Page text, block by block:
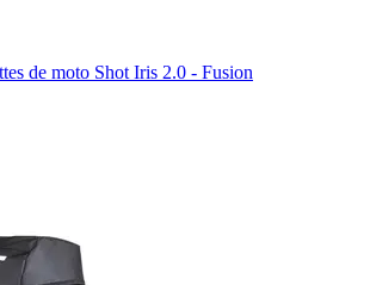
de moto Shot Iris 2.0 - Fusion